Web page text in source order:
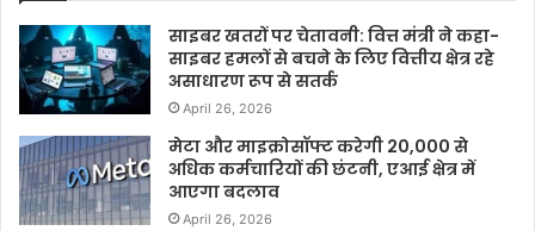
साइबर खतरों पर चेतावनी: वित्त मंत्री ने कहा-
साइबर हमलों से बचने के लिए वित्तीय क्षेत्र रहे
असाधारण रूप से सतर्क
April 26, 2026
मेटा और माइक्रोसॉफ्ट करेगी 20,000 से
अधिक कर्मचारियों की छंटनी, एआई क्षेत्र में
आएगा बदलाव
April 26, 2026